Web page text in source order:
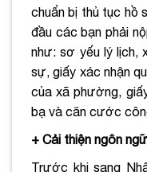
chuẩn bị thủ tục hồ
đầu các bạn phải
như: sơ yếu lý lịch,
sự, giấy xác nhận
của xã phường,
bạ và căn cước
+ Cải thiện ngôn
Trước khi sang